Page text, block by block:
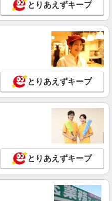
北3-27-17 「多摩車検場」バス停
詳細を見る
有料老人ホームSTAFF＊腰や
め◎
2312円 ＜交通費全支給(ガソリ
詳細を見る
とりあえずキープ
とりあえずキープ
とりあえずキープ